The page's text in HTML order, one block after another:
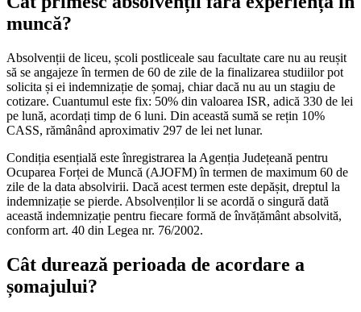
muncă?
Absolvenții de liceu, școli postliceale sau facultate care nu au reușit
să se angajeze în termen de 60 de zile de la finalizarea studiilor pot
solicita și ei indemnizație de șomaj, chiar dacă nu au un stagiu de
cotizare. Cuantumul este fix: 50% din valoarea ISR, adică 330 de lei
pe lună, acordați timp de 6 luni. Din această sumă se rețin 10%
CASS, rămânând aproximativ 297 de lei net lunar.
Condiția esențială este înregistrarea la Agenția Județeană pentru
Ocuparea Forței de Muncă (AJOFM) în termen de maximum 60 de
zile de la data absolvirii. Dacă acest termen este depășit, dreptul la
indemnizație se pierde. Absolvenților li se acordă o singură dată
această indemnizație pentru fiecare formă de învățământ absolvită,
conform art. 40 din Legea nr. 76/2002.
Cât durează perioada de acordare a
șomajului?